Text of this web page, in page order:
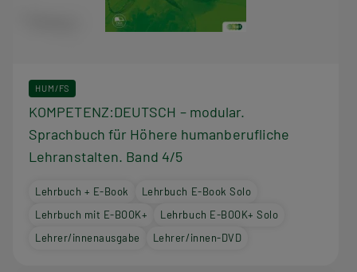
HUM/FS
KOMPETENZ:DEUTSCH – modular.
Sprachbuch für Höhere humanberufliche
Lehranstalten. Band 4/5
Lehrbuch + E-Book
Lehrbuch E-Book Solo
Lehrbuch mit E-BOOK+
Lehrbuch E-BOOK+ Solo
Lehrer/innenausgabe
Lehrer/innen-DVD